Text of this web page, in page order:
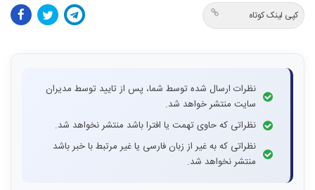
کپی لینک کوتاه
نظرات ارسال شده توسط شما، پس از تایید توسط مدیران
سایت منتشر خواهد شد.
نظراتی که حاوی تهمت یا افترا باشد منتشر نخواهد شد.
نظراتی که به غیر از زبان فارسی یا غیر مرتبط با خبر باشد
منتشر نخواهد شد.